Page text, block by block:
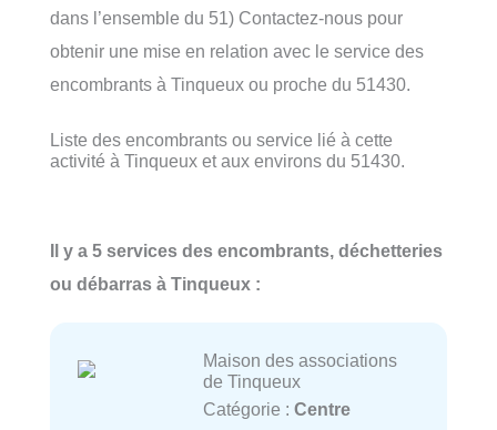
dans l’ensemble du 51) Contactez-nous pour
obtenir une mise en relation avec le service des
encombrants à Tinqueux ou proche du 51430.
Liste des encombrants ou service lié à cette
activité à Tinqueux et aux environs du 51430.
Il y a 5 services des encombrants, déchetteries
ou débarras à Tinqueux :
Maison des associations
de Tinqueux
Catégorie : Centre